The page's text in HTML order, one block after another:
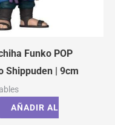
Funko POP
Shippuden | 9cm
AÑADIR AL